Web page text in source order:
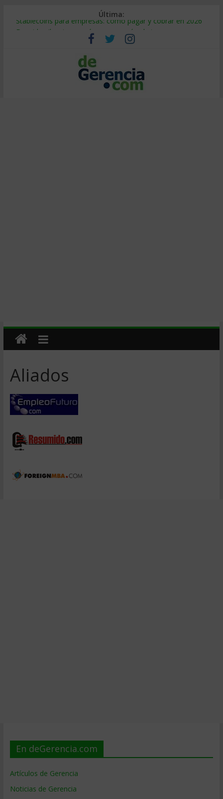
Última:
Stablecoins para empresas: cómo pagar y cobrar en 2026
Despido silencioso: qué es y por qué sale tan caro
IA en selección de personal: cómo auditarla a tiempo
Trabajo forzoso en la cadena de suministro: qué hacer
Mercado hispano de EE. UU.: cómo segmentarlo y venderle
Aliados
En deGerencia.com
Artículos de Gerencia
Noticias de Gerencia